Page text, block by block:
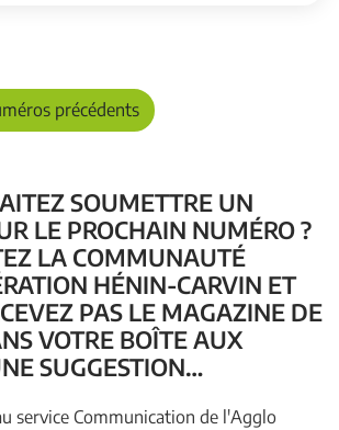
précédents
SOUMETTRE UN
LE PROCHAIN NUMÉRO ?
LA COMMUNAUTÉ
HÉNIN-CARVIN ET
PAS LE MAGAZINE DE
VOTRE BOÎTE AUX
SUGGESTION…
service Communication de l'Agglo